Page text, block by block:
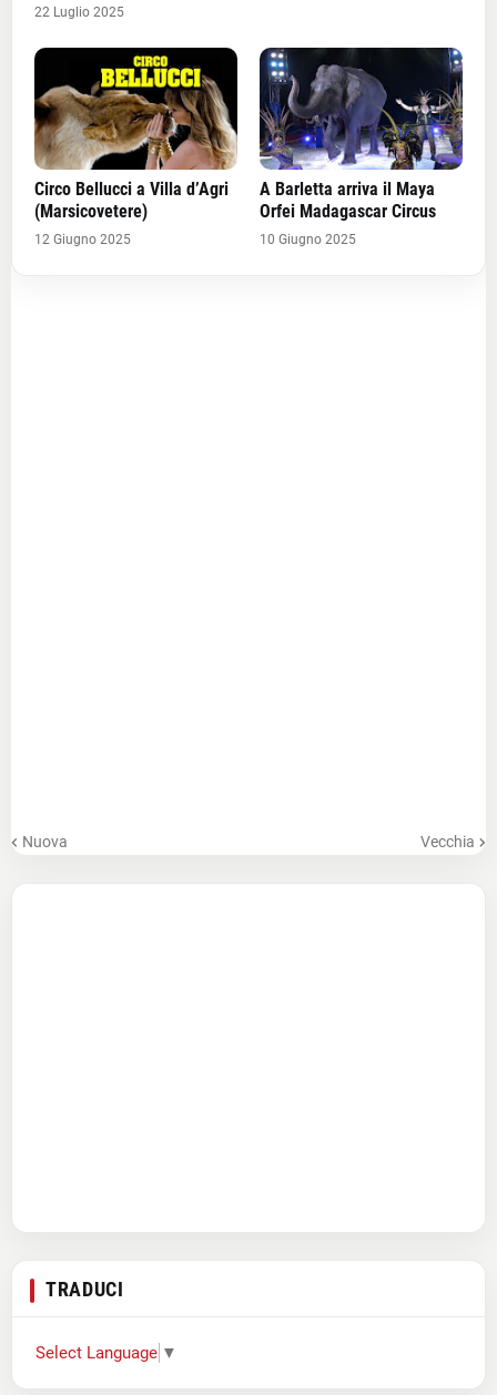
22 Luglio 2025
Circo Bellucci a Villa d’Agri
(Marsicovetere)
12 Giugno 2025
A Barletta arriva il Maya
Orfei Madagascar Circus
10 Giugno 2025
Nuova Vecchia
TRADUCI
Select Language ▼